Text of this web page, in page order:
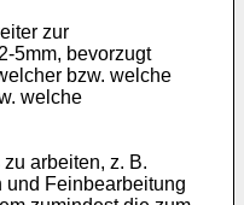
zur
5mm, bevorzugt
bzw. welche
welche
arbeiten, z. B.
und Feinbearbeitung